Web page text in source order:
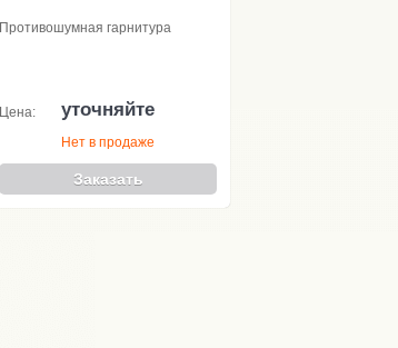
Противошумная гарнитура
Цена: уточняйте
Нет в продаже
Заказать